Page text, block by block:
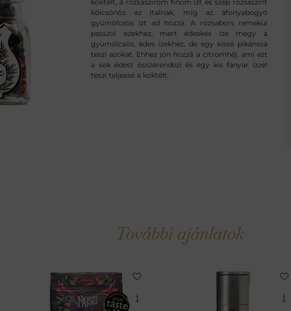
koktélt, a rózsaszirom finom ízt és szép rózsaszínt
kölcsönöz az italnak, míg az áfonyabogyó
gyümölcsös ízt ad hozzá. A rózsabors remekül
passzol ezekhez, mert édeskés íze megy a
gyümölcsös, édes ízekhez, de egy kissé pikánssá
teszi azokat. Ehhez jön hozzá a citromhéj, ami ezt
a sok édest összerendezi és egy kis fanyar ízzel
teszi teljessé a koktélt.
További ajánlatok